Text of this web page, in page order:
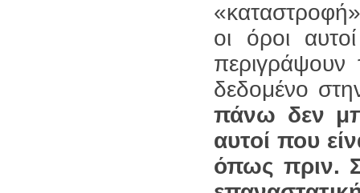
οι όροι
δεδομένο
πάνω δεν
αυτοί που
όπως πριν.